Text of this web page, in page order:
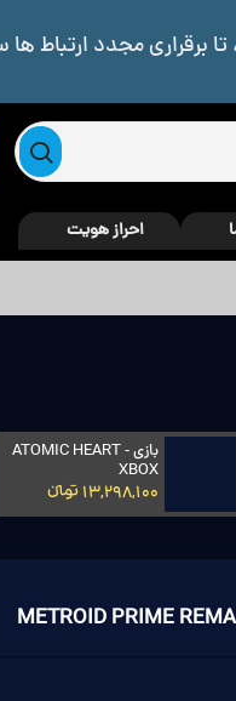
برقراری مجدد ارتباط
احراز هویت
بازی ATOMIC HEART -
XBOX
13,298,100 تومانءءء